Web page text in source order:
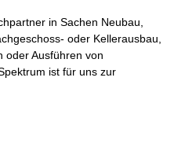
in Sachen Neubau,
oder Kellerausbau,
oder Ausführen von
ist für uns zur